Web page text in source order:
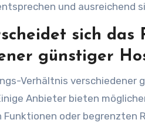
und ausreichend
sich das
günstiger
Verhältnis verschiedener
Anbieter bieten
oder begrenzten